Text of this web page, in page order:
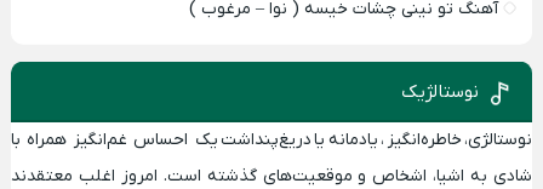
آهنگ تو نینی چشات خیسه ( نوا – مرغوب )
نوستالژیک
نوستالژی، خاطره‌انگیز ، یادمانه یادریغ‌پنداشتیک احساس غم‌انگیز همراه با
شادی به اشیا، اشخاص و موقعیت‌های گذشته‌ است. امروز اغلب معتقدند